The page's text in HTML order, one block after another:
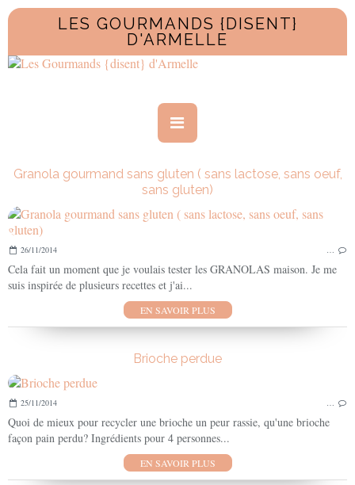
LES GOURMANDS {DISENT}
D'ARMELLE
Granola gourmand sans gluten ( sans lactose, sans oeuf,
sans gluten)
26/11/2014 …
Cela fait un moment que je voulais tester les GRANOLAS maison. Je me
suis inspirée de plusieurs recettes et j'ai...
EN SAVOIR PLUS
Brioche perdue
25/11/2014 …
Quoi de mieux pour recycler une brioche un peur rassie, qu'une brioche
façon pain perdu? Ingrédients pour 4 personnes...
EN SAVOIR PLUS